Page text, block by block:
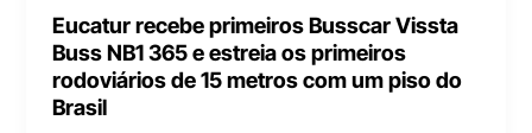
Eucatur recebe primeiros Busscar Vissta
Buss NB1 365 e estreia os primeiros
rodoviários de 15 metros com um piso do
Brasil